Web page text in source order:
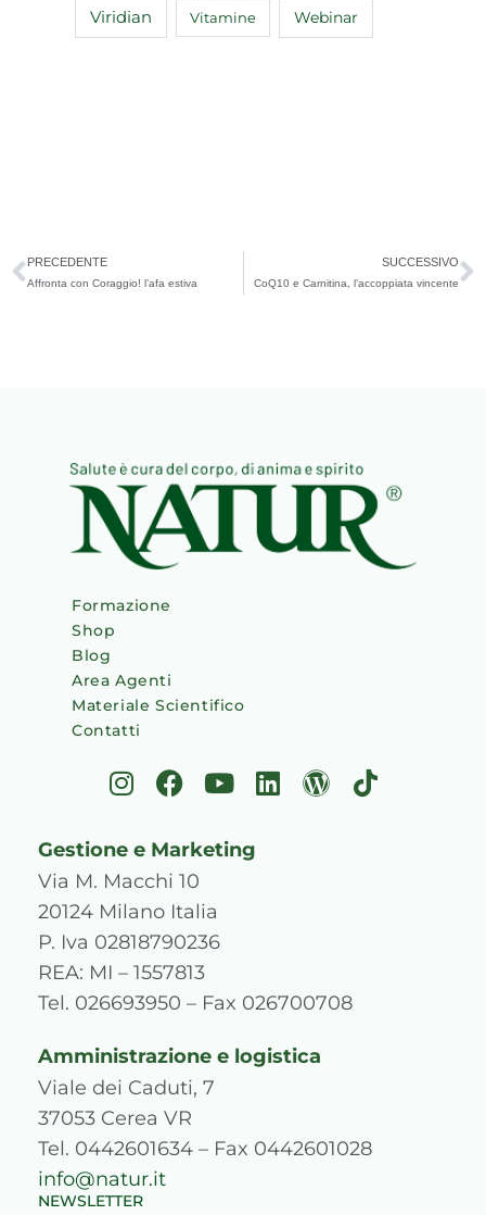
Viridian Vitamine Webinar
Precedente
PRECEDENTE
Affronta con Coraggio! l’afa estiva
SUCCESSIVO
CoQ10 e Carnitina, l’accoppiata vincente
Formazione
Shop
Blog
Area Agenti
Materiale Scientifico
Contatti
I
n
t
a
g
r
a
m
F
a
e
b
o
o
k
Y
o
t
e
L
i
W
o
s
T
i
Gestione e Marketing
Via M. Macchi 10
20124 Milano Italia
P. Iva 02818790236
REA: MI – 1557813
Tel. 026693950 – Fax 026700708
Amministrazione e logistica
Viale dei Caduti, 7
37053 Cerea VR
Tel. 0442601634 – Fax 0442601028
info@natur.it
NEWSLETTER